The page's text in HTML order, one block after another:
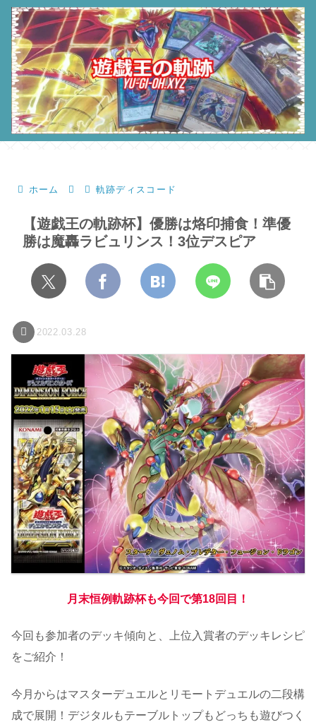
ホーム 軌跡ディスコード
【遊戯王の軌跡杯】優勝は烙印捕食！準優
勝は魔轟ラビュリンス！3位デスピア
2022.03.28
月末恒例軌跡杯も今回で第18回目！
今回も参加者のデッキ傾向と、上位入賞者のデッキレシピ
をご紹介！
今月からはマスターデュエルとリモートデュエルの二段構
成で展開！デジタルもテーブルトップもどっちも遊びつく